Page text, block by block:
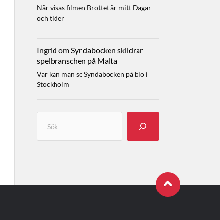
När visas filmen Brottet är mitt Dagar
och tider
Ingrid omSyndabocken skildrar
spelbranschen på Malta
Var kan man se Syndabocken på bio i
Stockholm